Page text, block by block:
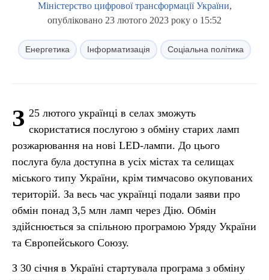
Міністерство цифрової трансформації України,
опубліковано 23 лютого 2023 року о 15:52
Енергетика Інформатизація Соціальна політика
З 25 лютого українці в селах зможуть
скористатися послугою з обміну старих ламп
розжарювання на нові LED-лампи. До цього
послуга була доступна в усіх містах та селищах
міського типу України, крім тимчасово окупованих
територій. За весь час українці подали заяви про
обмін понад 3,5 млн ламп через Дію. Обмін
здійснюється за спільною програмою Уряду України
та Європейського Союзу.
З 30 січня в Україні стартувала програма з обміну